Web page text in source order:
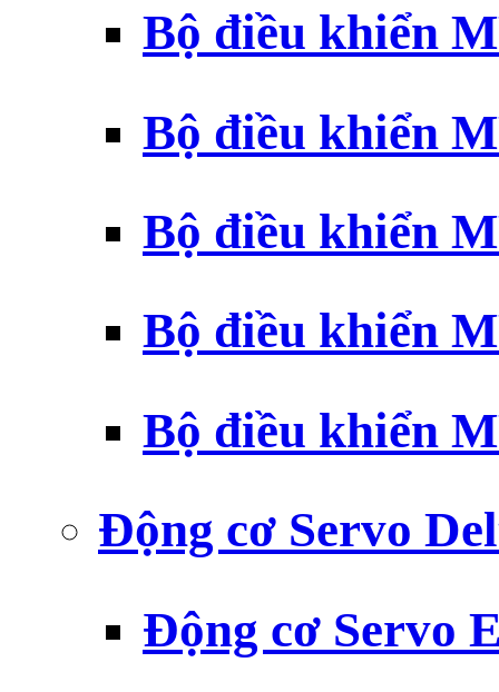
Bộ điều khiển
Bộ điều khiển
Bộ điều khiển
Bộ điều khiển
Bộ điều khiển
Động cơ Servo
Động cơ Servo